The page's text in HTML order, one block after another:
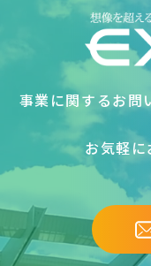
事業に関するお問
お気軽